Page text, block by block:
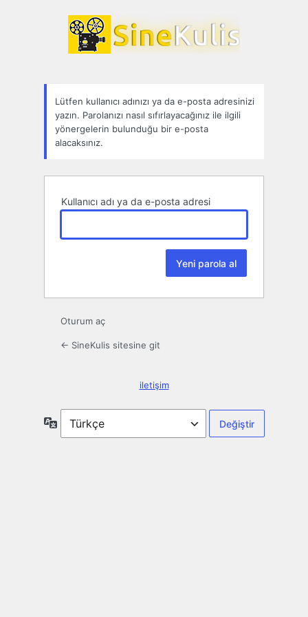
Parolamı
unuttum
Lütfen kullanıcı adınızı ya da e-posta adresinizi
yazın. Parolanızı nasıl sıfırlayacağınız ile ilgili
yönergelerin bulunduğu bir e-posta
alacaksınız.
Kullanıcı adı ya da e-posta adresi
Oturum aç
← SineKulis sitesine git
iletişim
Dil